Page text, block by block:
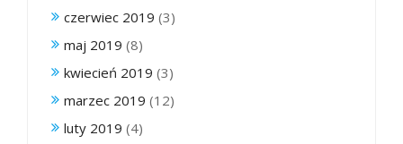
czerwiec 2019 (3)
maj 2019 (8)
kwiecień 2019 (3)
marzec 2019 (12)
luty 2019 (4)